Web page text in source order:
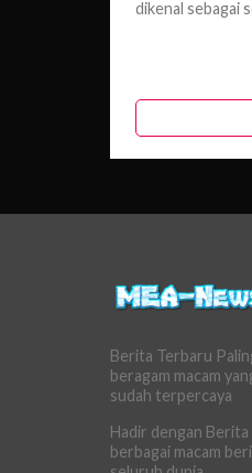
dikenal sebagai
Berita Terbaru
beragam macam
sudah terpercaya
Hadir dengan
berbagai macam